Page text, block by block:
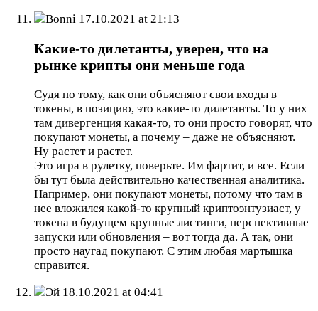
Bonni 17.10.2021 at 21:13
Какие-то дилетанты, уверен, что на
рынке крипты они меньше года
Судя по тому, как они объясняют свои входы в
токены, в позицию, это какие-то дилетанты. То у них
там дивергенция какая-то, то они просто говорят, что
покупают монеты, а почему – даже не объясняют.
Ну растет и растет.
Это игра в рулетку, поверьте. Им фартит, и все. Если
бы тут была действительно качественная аналитика.
Например, они покупают монеты, потому что там в
нее вложился какой-то крупный криптоэнтузиаст, у
токена в будущем крупные листинги, перспективные
запуски или обновления – вот тогда да. А так, они
просто наугад покупают. С этим любая мартышка
справится.
Эй 18.10.2021 at 04:41